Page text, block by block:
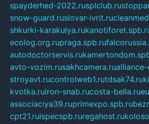
spayderhed-2022.rusplclub.ru
snow-guard.ruslovar-ivrit.ru
shkurki-karakulya.ru
ecolog.org.rupraga.spb.ru
autodoctorservis.ru
avto-vozim.rusakhcamera.ru
stroyavt.rucontrolweb1.rutdsak74.ru
kvotka.ruiron-snab.rucosta-bella.ru
associaciya39.ruprimexpo.spb.ru
cpt21.ruispecspb.ruregahost.ru